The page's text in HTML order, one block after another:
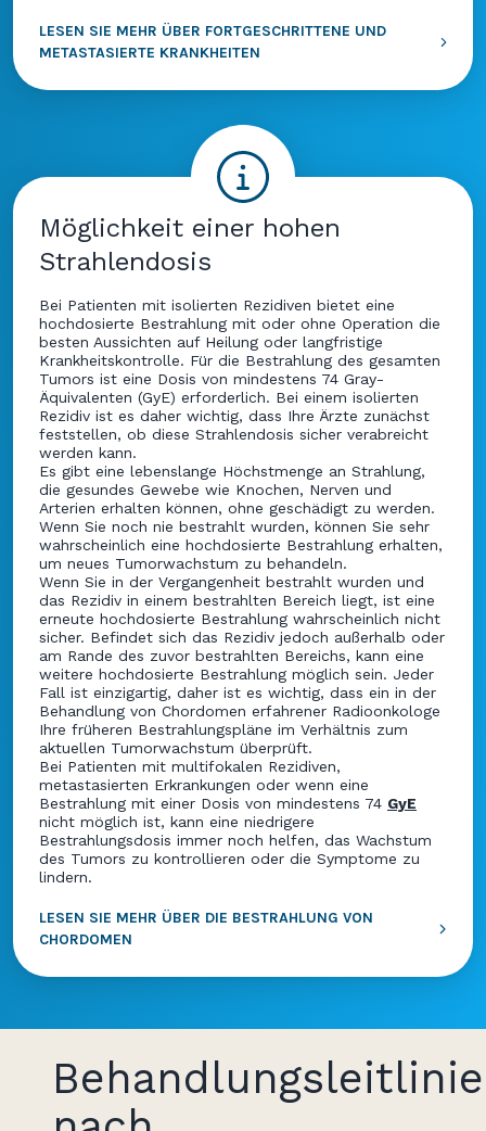
LESEN SIE MEHR ÜBER FORTGESCHRITTENE UND
METASTASIERTE KRANKHEITEN
Möglichkeit einer hohen
Strahlendosis
Bei Patienten mit isolierten Rezidiven bietet eine
hochdosierte Bestrahlung mit oder ohne Operation die
besten Aussichten auf Heilung oder langfristige
Krankheitskontrolle. Für die Bestrahlung des gesamten
Tumors ist eine Dosis von mindestens 74 Gray-
Äquivalenten (GyE) erforderlich. Bei einem isolierten
Rezidiv ist es daher wichtig, dass Ihre Ärzte zunächst
feststellen, ob diese Strahlendosis sicher verabreicht
werden kann.
Es gibt eine lebenslange Höchstmenge an Strahlung,
die gesundes Gewebe wie Knochen, Nerven und
Arterien erhalten können, ohne geschädigt zu werden.
Wenn Sie noch nie bestrahlt wurden, können Sie sehr
wahrscheinlich eine hochdosierte Bestrahlung erhalten,
um neues Tumorwachstum zu behandeln.
Wenn Sie in der Vergangenheit bestrahlt wurden und
das Rezidiv in einem bestrahlten Bereich liegt, ist eine
erneute hochdosierte Bestrahlung wahrscheinlich nicht
sicher. Befindet sich das Rezidiv jedoch außerhalb oder
am Rande des zuvor bestrahlten Bereichs, kann eine
weitere hochdosierte Bestrahlung möglich sein. Jeder
Fall ist einzigartig, daher ist es wichtig, dass ein in der
Behandlung von Chordomen erfahrener Radioonkologe
Ihre früheren Bestrahlungspläne im Verhältnis zum
aktuellen Tumorwachstum überprüft.
Bei Patienten mit multifokalen Rezidiven,
metastasierten Erkrankungen oder wenn eine
Bestrahlung mit einer Dosis von mindestens 74 GyE
nicht möglich ist, kann eine niedrigere
Bestrahlungsdosis immer noch helfen, das Wachstum
des Tumors zu kontrollieren oder die Symptome zu
lindern.
LESEN SIE MEHR ÜBER DIE BESTRAHLUNG VON
CHORDOMEN